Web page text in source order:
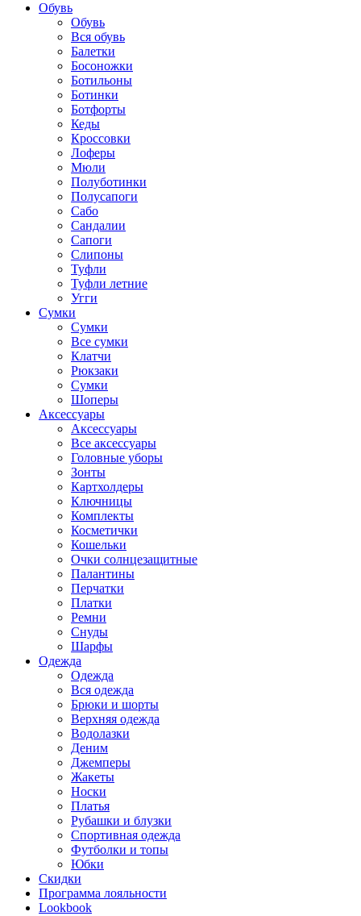
Обувь
Обувь
Вся обувь
Балетки
Босоножки
Ботильоны
Ботинки
Ботфорты
Кеды
Кроссовки
Лоферы
Мюли
Полуботинки
Полусапоги
Сабо
Сандалии
Сапоги
Слипоны
Туфли
Туфли летние
Угги
Сумки
Сумки
Все сумки
Клатчи
Рюкзаки
Сумки
Шоперы
Аксессуары
Аксессуары
Все аксессуары
Головные уборы
Зонты
Картхолдеры
Ключницы
Комплекты
Косметички
Кошельки
Очки солнцезащитные
Палантины
Перчатки
Платки
Ремни
Снуды
Шарфы
Одежда
Одежда
Вся одежда
Брюки и шорты
Верхняя одежда
Водолазки
Деним
Джемперы
Жакеты
Носки
Платья
Рубашки и блузки
Спортивная одежда
Футболки и топы
Юбки
Скидки
Программа лояльности
Lookbook